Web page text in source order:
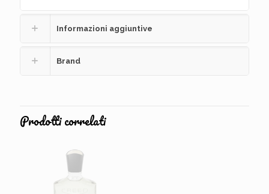
Informazioni aggiuntive
Brand
Prodotti correlati